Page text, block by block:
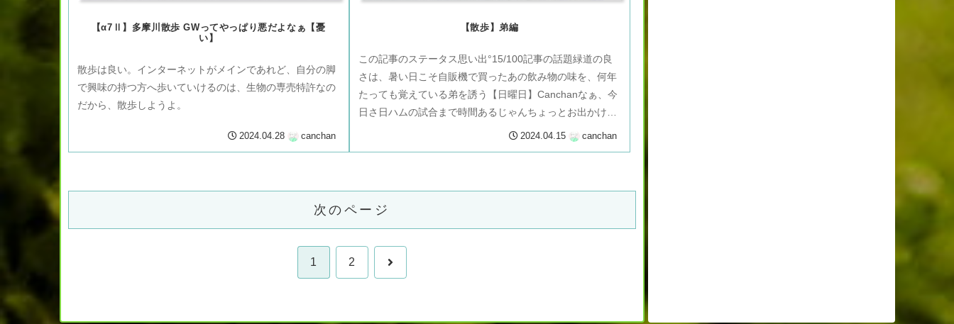
【α7Ⅱ】多摩川散歩 GWってやっぱり悪だよなぁ【憂
い】
散歩は良い。インターネットがメインであれど、自分の脚
で興味の持つ方へ歩いていけるのは、生物の専売特許なの
だから、散歩しようよ。
2024.04.28 canchan
【散歩】弟編
この記事のステータス思い出°15/100記事の話題緑道の良
さは、暑い日こそ自販機で買ったあの飲み物の味を、何年
たっても覚えている弟を誘う【日曜日】Canchanなぁ、今
日さ日ハムの試合まで時間あるじゃんちょっとお出かけし
2024.04.15 canchan
次のページ
1 2 次